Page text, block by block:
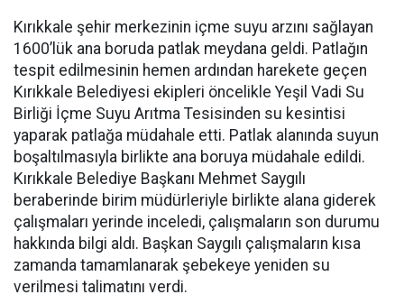
Kırıkkale şehir merkezinin içme suyu arzını sağlayan
1600’lük ana boruda patlak meydana geldi. Patlağın
tespit edilmesinin hemen ardından harekete geçen
Kırıkkale Belediyesi ekipleri öncelikle Yeşil Vadi Su
Birliği İçme Suyu Arıtma Tesisinden su kesintisi
yaparak patlağa müdahale etti. Patlak alanında suyun
boşaltılmasıyla birlikte ana boruya müdahale edildi.
Kırıkkale Belediye Başkanı Mehmet Saygılı
beraberinde birim müdürleriyle birlikte alana giderek
çalışmaları yerinde inceledi, çalışmaların son durumu
hakkında bilgi aldı. Başkan Saygılı çalışmaların kısa
zamanda tamamlanarak şebekeye yeniden su
verilmesi talimatını verdi.